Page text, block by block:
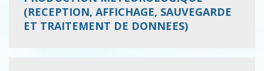
(RECEPTION, AFFICHAGE, SAUVEGARDE
ET TRAITEMENT DE DONNEES)